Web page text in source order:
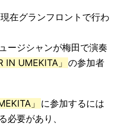
在グランフロントで行わ
ージシャンが梅田で演奏
IN UMEKITA」 の参加者
」
に参加するには
必要があり、